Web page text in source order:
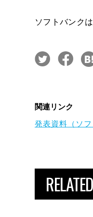
ソフトバンク
関連リンク
発表資料（ソフ